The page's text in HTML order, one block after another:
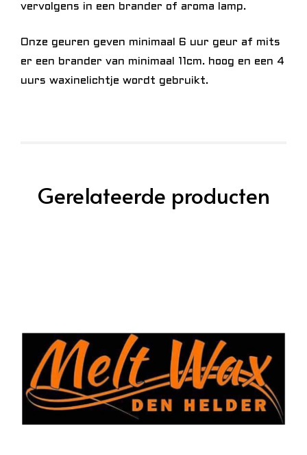
vervolgens in een brander of aroma lamp.
Onze geuren geven minimaal 6 uur geur af mits
er een brander van minimaal 11cm. hoog en een 4
uurs waxinelichtje wordt gebruikt.
Gerelateerde producten